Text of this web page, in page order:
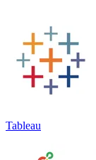
Tableau